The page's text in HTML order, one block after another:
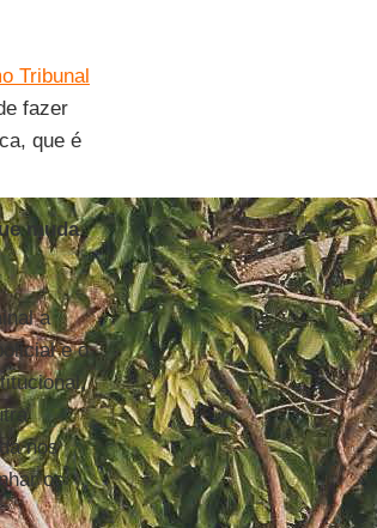
Tribunal
fazer
que é
muda
a
e o
nos
os